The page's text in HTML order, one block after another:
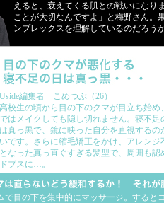
えると、衰えてくる肌との戦いになり
ことが大切なんですよ」と梅野さん。
ンプレックスを理解しているのだろう
Uside編集者 こめつぶ（26）
高校生の頃から目の下のクマが目立ち始め
ではメイクしても隠し切れません。寝不足
は真っ黒で、鏡に映った自分を直視するの
いです。さらに縮毛矯正をかけ、アレンジ
となった真っ直ぐすぎる髪型で、周囲も認
ドブスに…。
で目の下を集中的にマッサージ。すると